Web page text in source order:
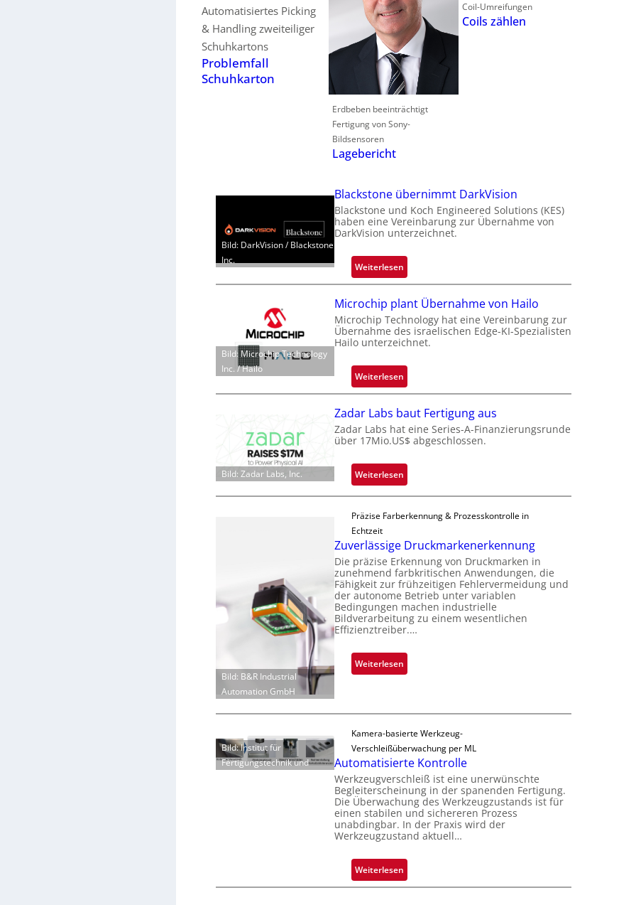
Automatisiertes Picking
& Handling zweiteiliger
Schuhkartons
Problemfall
Schuhkarton
Erdbeben beeinträchtigt
Fertigung von Sony-
Bildsensoren
Lagebericht
Coil-Umreifungen
Coils zählen
Bild: DarkVision / Blackstone
Inc.
Blackstone übernimmt DarkVision
Blackstone und Koch Engineered Solutions (KES)
haben eine Vereinbarung zur Übernahme von
DarkVision unterzeichnet.
Weiterlesen:
B
a
c
k
o
e
ü
b
r
m
t
D
a
r
k
V
s
i
Bild: Microchip Technology
Inc. / Hailo
Microchip plant Übernahme von Hailo
Microchip Technology hat eine Vereinbarung zur
Übernahme des israelischen Edge-KI-Spezialisten
Hailo unterzeichnet.
Weiterlesen:
M
c
r
c
h
i
l
n
t
Ü
b
e
a
v
o
n
H
a
i
l
o
Bild: Zadar Labs, Inc.
Zadar Labs baut Fertigung aus
Zadar Labs hat eine Series-A-Finanzierungsrunde
über 17Mio.US$ abgeschlossen.
Weiterlesen:
Z
d
r
L
a
b
s
b
u
t
r
g
u
n
g
a
u
Bild: B&R Industrial
Automation GmbH
Präzise Farberkennung & Prozesskontrolle in
Echtzeit
Zuverlässige Druckmarkenerkennung
Die präzise Erkennung von Druckmarken in
zunehmend farbkritischen Anwendungen, die
Fähigkeit zur frühzeitigen Fehlervermeidung und
der autonome Betrieb unter variablen
Bedingungen machen industrielle
Bildverarbeitung zu einem wesentlichen
Effizienztreiber.…
Weiterlesen:
Z
r
l
ä
s
s
g
e
D
r
u
Bild: Institut für
Fertigungstechnik und
Kamera-basierte Werkzeug-
Verschleißüberwachung per ML
Automatisierte Kontrolle
Werkzeugverschleiß ist eine unerwünschte
Begleiterscheinung in der spanenden Fertigung.
Die Überwachung des Werkzeugzustands ist für
einen stabilen und sichereren Prozess
unabdingbar. In der Praxis wird der
Werkzeugzustand aktuell…
Weiterlesen:
A